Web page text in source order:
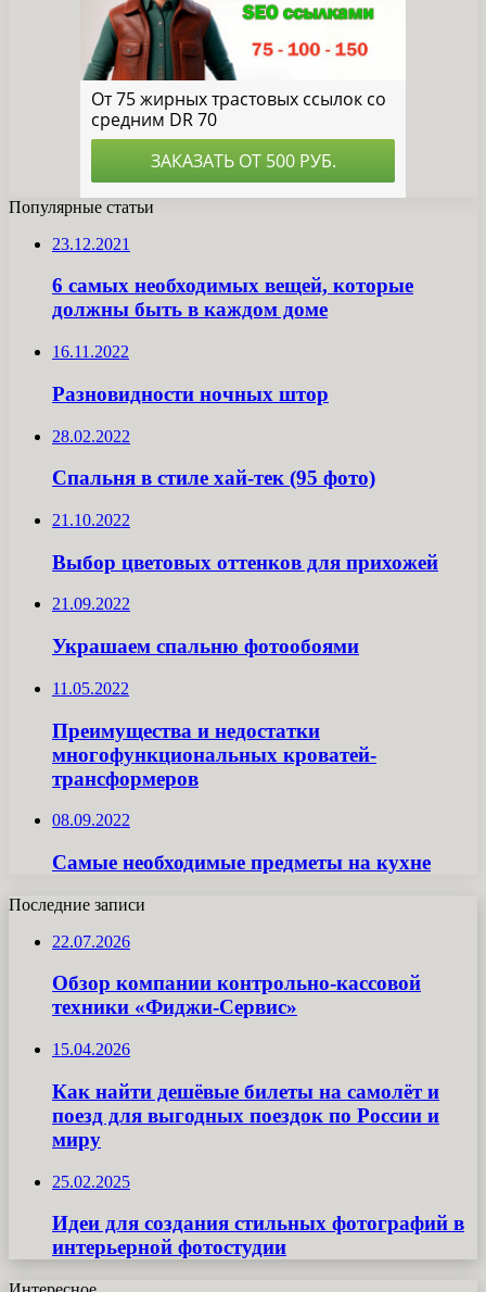
Популярные статьи
23.12.2021
6 самых необходимых вещей, которые
должны быть в каждом доме
16.11.2022
Разновидности ночных штор
28.02.2022
Спальня в стиле хай-тек (95 фото)
21.10.2022
Выбор цветовых оттенков для прихожей
21.09.2022
Украшаем спальню фотообоями
11.05.2022
Преимущества и недостатки
многофункциональных кроватей-
трансформеров
08.09.2022
Самые необходимые предметы на кухне
Последние записи
22.07.2026
Обзор компании контрольно-кассовой
техники «Фиджи-Сервис»
15.04.2026
Как найти дешёвые билеты на самолёт и
поезд для выгодных поездок по России и
миру
25.02.2025
Идеи для создания стильных фотографий в
интерьерной фотостудии